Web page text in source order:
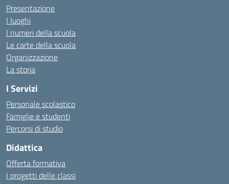
Presentazione
I luoghi
I numeri della scuola
Le carte della scuola
Organizzazione
La storia
I Servizi
Personale scolastico
Famiglie e studenti
Percorsi di studio
Didattica
Offerta formativa
I progetti delle classi